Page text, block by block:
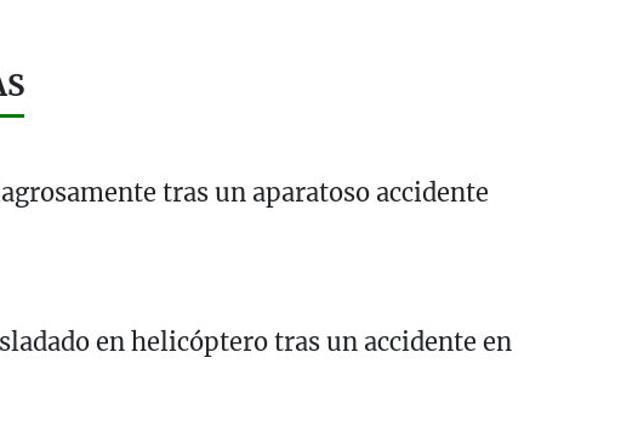
tras un aparatoso accidente
en helicóptero tras un accidente en